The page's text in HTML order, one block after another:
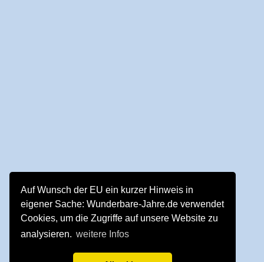
Auf Wunsch der EU ein kurzer Hinweis in
eigener Sache: Wunderbare-Jahre.de verwendet
Cookies, um die Zugriffe auf unsere Website zu
analysieren. weitere Infos